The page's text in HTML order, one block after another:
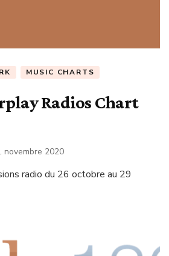
MUSIC CHARTS
Radios Chart
novembre 2020
radio du 26 octobre au 29